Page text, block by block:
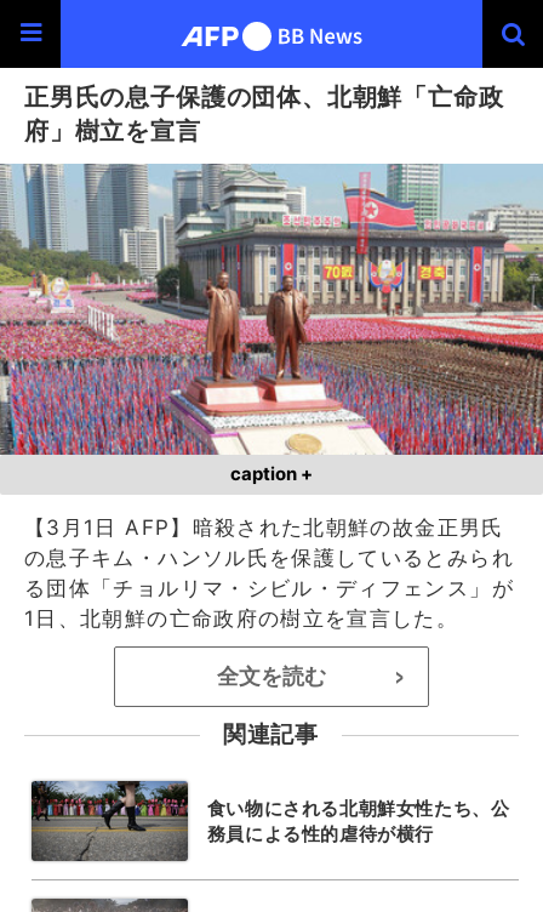
正男氏の息子保護の団体、北朝鮮「亡命政
府」樹立を宣言
caption +
【3月1日 AFP】暗殺された北朝鮮の故金正男氏
の息子キム・ハンソル氏を保護しているとみられ
る団体「チョルリマ・シビル・ディフェンス」が
1日、北朝鮮の亡命政府の樹立を宣言した。
全文を読む >
関連記事
食い物にされる北朝鮮女性たち、公
務員による性的虐待が横行